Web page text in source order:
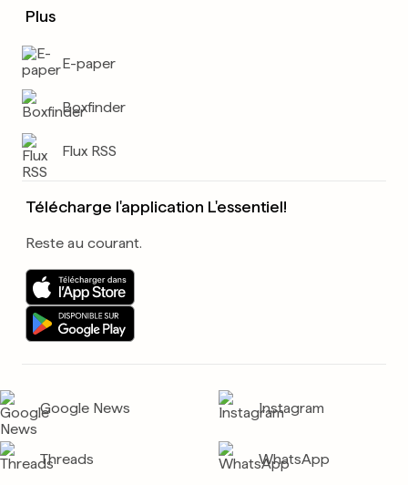
Plus
E-paper
Boxfinder
Flux RSS
Télécharge l'application L'essentiel!
Reste au courant.
Google News Instagram
Threads WhatsApp